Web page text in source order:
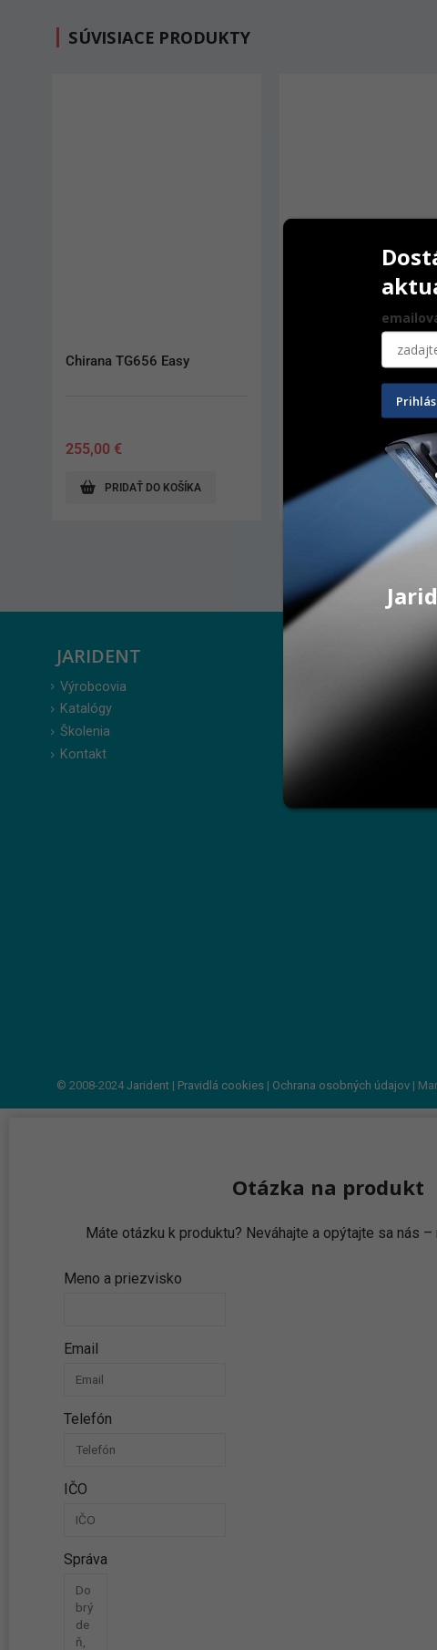
SÚVISIACE PRODUKTY
Chirana CH660
576,00 €
PRIDAŤ DO KOŠÍKA
Chirana 120 LR
PRIDAŤ DO KOŠÍKA
JARIDENT
Výrobcovia
Katalógy
Školenia
Kontakt
© 2008-2024Jarident | Pravidlá cookies | Ochrana osobných údajov |
Otázka na produkt
Máte otázku k produktu? Neváhajte a opýtajte sa nás
Meno a priezvisko
Email
Telefón
IČO
Správa